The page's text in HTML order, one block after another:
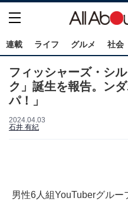
連載 ライフ グルメ 社会
フィッシャーズ・シ
ク」誕生を報告。ン
パ！」
2024.04.03
石井 有紀
男性6人組YouTuberグル